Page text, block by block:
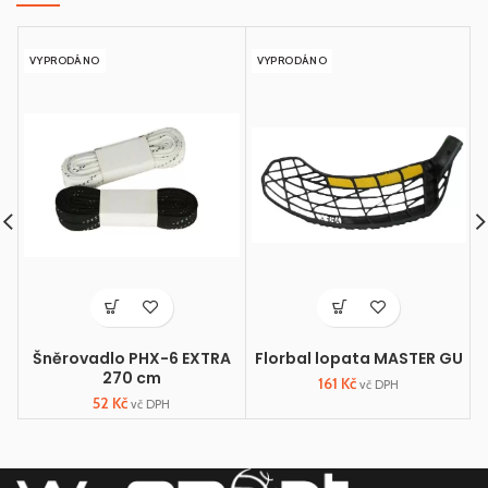
VYPRODÁNO
Šněrovadlo PHX-6 EXTRA
270 cm
52 Kč vč DPH
VYPRODÁNO
Florbal lopata MASTER GU
161 Kč vč DPH